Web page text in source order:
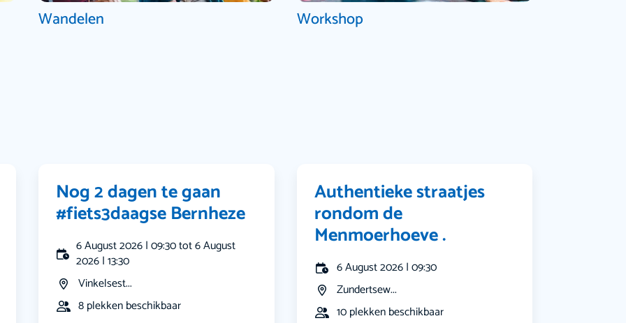
Wandelen Workshop
Nog 2 dagen te gaan
#fiets3daagse Bernheze
6 August 2026 | 09:30 tot 6 August
2026 | 13:30
Vinkelsest...
8 plekken beschikbaar
Authentieke straatjes
rondom de
Menmoerhoeve .
6 August 2026 | 09:30
Zundertsew...
10 plekken beschikbaar